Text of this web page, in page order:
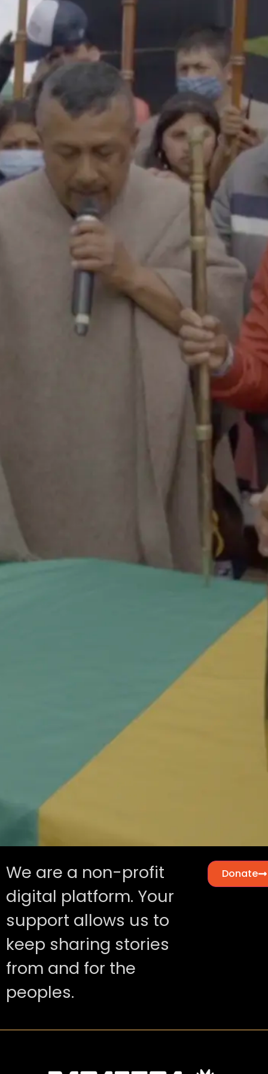
We are a non-profit
digital platform. Your
support allows us to
keep sharing stories
from and for the
peoples.
Donate